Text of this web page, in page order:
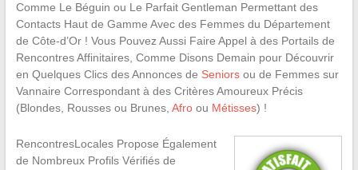
Comme Le Béguin ou Le Parfait Gentleman Permettant des
Contacts Haut de Gamme Avec des Femmes du Département
de Côte-d’Or ! Vous Pouvez Aussi Faire Appel à des Portails de
Rencontres Affinitaires, Comme Disons Demain pour Découvrir
en Quelques Clics des Annonces de Seniorsou de Femmes sur
Vannaire Correspondant à des Critères Amoureux Précis
(Blondes, Rousses ou Brunes, Afroou Métisses) !
RencontresLocales Propose Également
de Nombreux Profils Vérifiés de